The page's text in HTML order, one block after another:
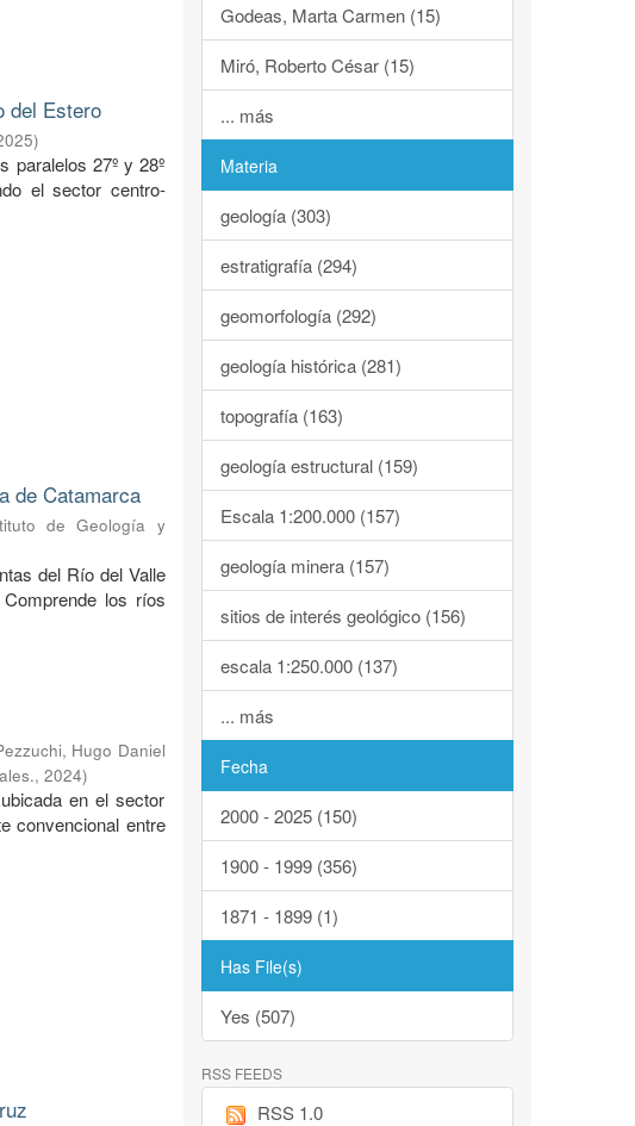
del Estero
)
paralelos 27º y 28º
el sector centro-
de Catamarca
de Geología y
del Río del Valle
los ríos
Hugo Daniel
,2024)
en el sector
convencional entre
Godeas, Marta Carmen (15)
Miró, Roberto César (15)
... más
Materia
geología (303)
estratigrafía (294)
geomorfología (292)
geología histórica (281)
topografía (163)
geología estructural (159)
Escala 1:200.000 (157)
geología minera (157)
sitios de interés geológico (156)
escala 1:250.000 (137)
... más
Fecha
2000 - 2025 (150)
1900 - 1999 (356)
1871 - 1899 (1)
Has File(s)
Yes (507)
RSS FEEDS
RSS 1.0